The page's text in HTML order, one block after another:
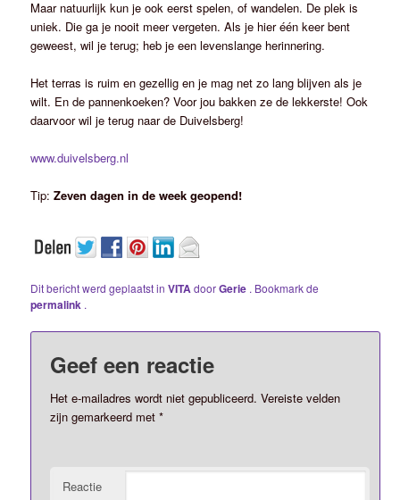
Maar natuurlijk kun je ook eerst spelen, of wandelen. De plek is
uniek. Die ga je nooit meer vergeten. Als je hier één keer bent
geweest, wil je terug; heb je een levenslange herinnering.
Het terras is ruim en gezellig en je mag net zo lang blijven als je
wilt. En de pannenkoeken? Voor jou bakken ze de lekkerste! Ook
daarvoor wil je terug naar de Duivelsberg!
www.duivelsberg.nl
Tip:Zeven dagen in de week geopend!
Dit bericht werd geplaatst inVITAdoorGerie . Bookmark de
permalink .
Geef een reactie
Het e-mailadres wordt niet gepubliceerd. Vereiste velden
zijn gemarkeerd met*
Reactie